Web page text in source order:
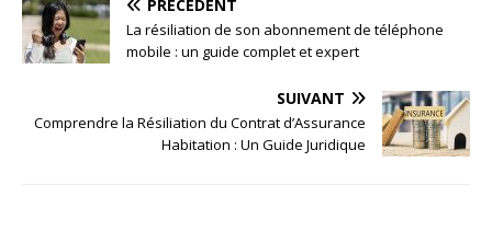
PRÉCÉDENT
La résiliation de son abonnement de téléphone
mobile : un guide complet et expert
SUIVANT
Comprendre la Résiliation du Contrat d’Assurance
Habitation : Un Guide Juridique